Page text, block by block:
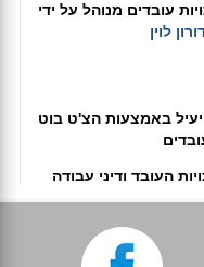
עובדים מנוהל על ידי
לוין
באמצעות הצ'ט בוט
העובד ודיני עבודה